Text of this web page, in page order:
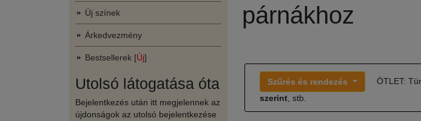
Új színek
Árkedvezmény
Bestsellerek [Új]
Utolsó látogatása óta
Bejelentkezés után itt megjelennek az
újdonságok az utolsó bejelentkezése
párnákhoz
Szűrés és rendezés ÖTLET:
szerint , stb.